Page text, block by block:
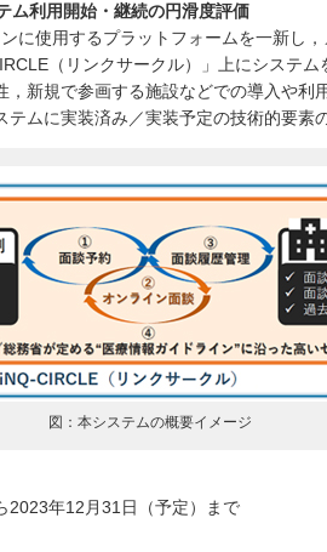
ム利用開始・継続の円滑度評価
に使用するプラットフォームを一新し
（リンクサークル）」上にシステ
，新規で参画する施設などでの導入や利
ムに実装済み／実装予定の技術的要素
図：本システムの概要イメージ
2023年12月31日（予定）まで